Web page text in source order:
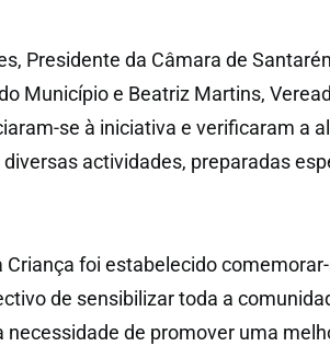
Presidente da Câmara de
Município e Beatriz Martins,
se à iniciativa e verificaram a
actividades, preparadas
Criança foi estabelecido
de sensibilizar toda a
necessidade de promover uma